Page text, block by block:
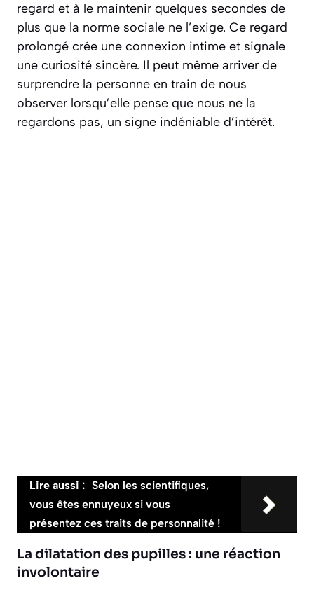
regard et à le maintenir quelques secondes de
plus que la norme sociale ne l’exige. Ce regard
prolongé crée une connexion intime et signale
une curiosité sincère. Il peut même arriver de
surprendre la personne en train de nous
observer lorsqu’elle pense que nous ne la
regardons pas, un signe indéniable d’intérêt.
Lire aussi : Selon les scientifiques,
vous êtes ennuyeux si vous
présentez ces traits de personnalité !
La dilatation des pupilles : une réaction
involontaire